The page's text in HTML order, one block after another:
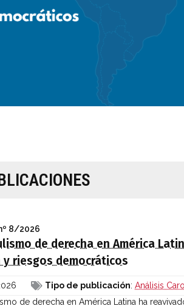
8/2026
de derecha en América
y riesgos democráticos
Tipo de publicación:Análisis
de derecha en América Latina ha